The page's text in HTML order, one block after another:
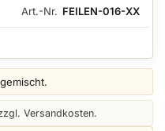
& Zubehör anzeigen
Art.-Nr. FEILEN-016-XX
Versandkosten.